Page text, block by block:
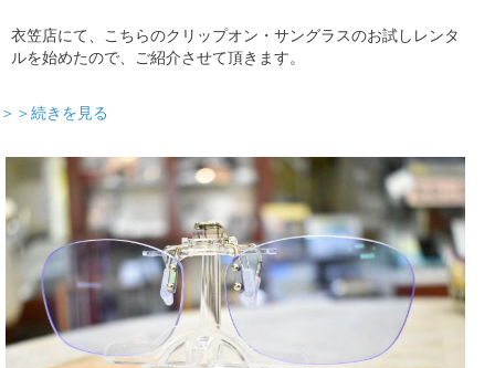
衣笠店にて、こちらのクリップオン・サングラスのお試しレンタ
ルを始めたので、ご紹介させて頂きます。
＞＞続きを見る